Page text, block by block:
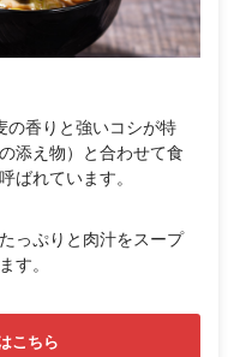
の香りと強いコシが特
添え物）と合わせて食
ばれています。
っぷりと肉汁をスープ
す。
こちら